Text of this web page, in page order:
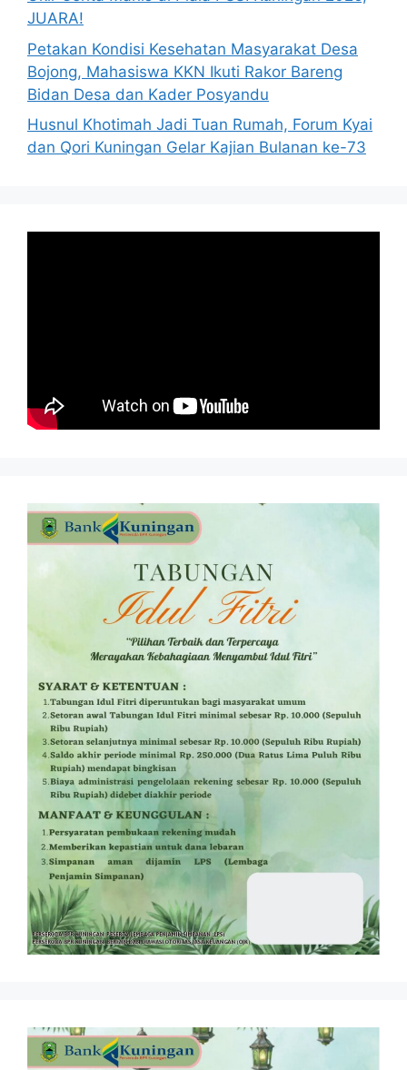
JUARA!
Petakan Kondisi Kesehatan Masyarakat Desa
Bojong, Mahasiswa KKN Ikuti Rakor Bareng
Bidan Desa dan Kader Posyandu
Husnul Khotimah Jadi Tuan Rumah, Forum Kyai
dan Qori Kuningan Gelar Kajian Bulanan ke-73